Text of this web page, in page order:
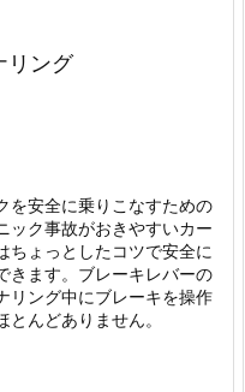
リング
を安全に乗りこなすための
ック事故がおきやすいカー
ちょっとしたコツで安全に
きます。 ブレーキレバーの
リング中にブレーキを操作
とんどありません。